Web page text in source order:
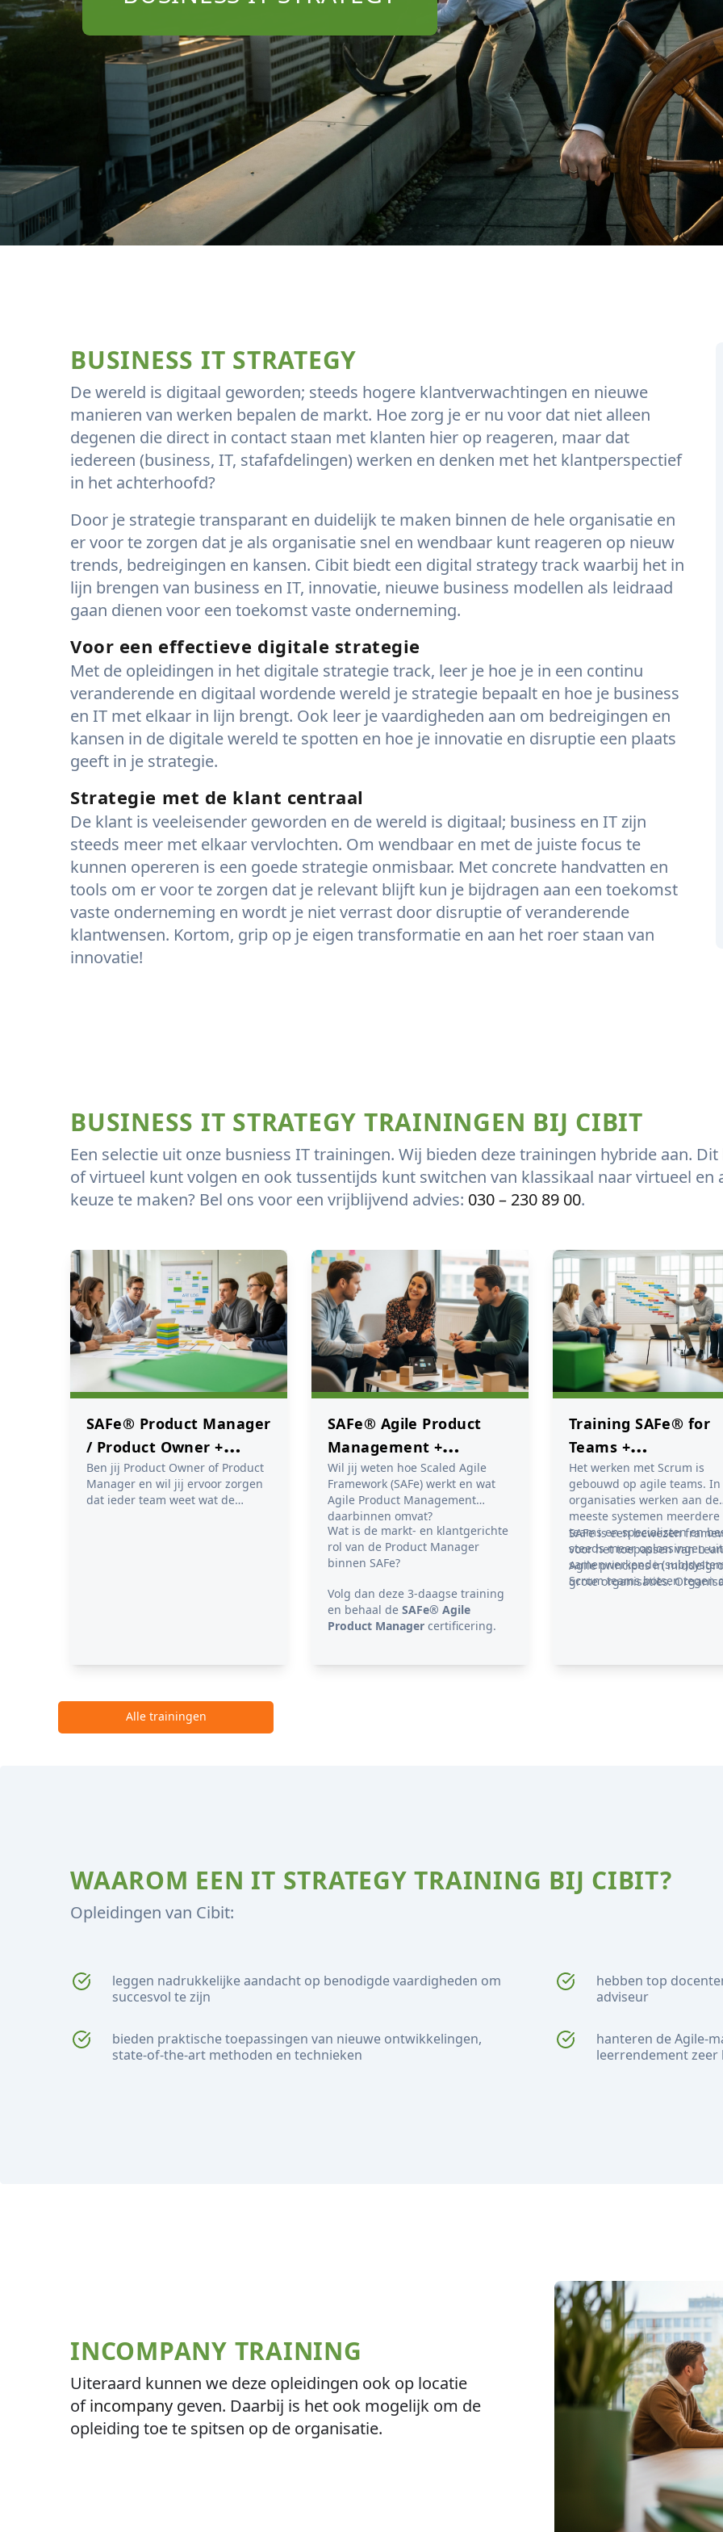
BUSINESS IT STRATEGY
De wereld is digitaal geworden; steeds hogere klantverwachtingen en nieuwe
manieren van werken bepalen de markt. Hoe zorg je er nu voor dat niet alleen
degenen die direct in contact staan met klanten hier op reageren, maar dat
iedereen (business, IT, stafafdelingen) werken en denken met het klantperspectief
in het achterhoofd?
Door je strategie transparant en duidelijk te maken binnen de hele organisatie en
er voor te zorgen dat je als organisatie snel en wendbaar kunt reageren op nieuw
trends, bedreigingen en kansen. Cibit biedt een digital strategy track waarbij het in
lijn brengen van business en IT, innovatie, nieuwe business modellen als leidraad
gaan dienen voor een toekomst vaste onderneming.
Voor een effectieve digitale strategie
Met de opleidingen in het digitale strategie track, leer je hoe je in een continu
veranderende en digitaal wordende wereld je strategie bepaalt en hoe je business
en IT met elkaar in lijn brengt. Ook leer je vaardigheden aan om bedreigingen en
kansen in de digitale wereld te spotten en hoe je innovatie en disruptie een plaats
geeft in je strategie.
Strategie met de klant centraal
De klant is veeleisender geworden en de wereld is digitaal; business en IT zijn
steeds meer met elkaar vervlochten. Om wendbaar en met de juiste focus te
kunnen opereren is een goede strategie onmisbaar. Met concrete handvatten en
tools om er voor te zorgen dat je relevant blijft kun je bijdragen aan een toekomst
vaste onderneming en wordt je niet verrast door disruptie of veranderende
klantwensen. Kortom, grip op je eigen transformatie en aan het roer staan van
innovatie!
BUSINESS IT STRATEGY TRAININGEN BIJ CIBIT
Een selectie uit onze busniess IT trainingen. Wij bieden deze trainingen hybride aan.
of virtueel kunt volgen en ook tussentijds kunt switchen van klassikaal naar virtueel en
keuze te maken? Bel ons voor een vrijblijvend advies: 030 – 230 89 00.
SAFe® Product Manager
/ Product Owner +
Examenvoucher
Ben jij Product Owner of Product
Manager en wil jij ervoor zorgen
dat ieder team weet wat de
programma’s te managen.
SAFe® Agile Product
Management +
Examenvoucher
Wil jij weten hoe Scaled Agile
Framework (SAFe) werkt en wat
Agile Product Management
daarbinnen omvat?
Wat is de markt- en klantgerichte
rol van de Product Manager
binnen SAFe?
Volg dan deze 3-daagse training
en behaal de SAFe® Agile
Product Manager certificering.
Training SAFe® for
Teams +
Examenvoucher
Het werken met Scrum is
gebouwd op agile teams.
organisaties werken aan de
meeste systemen meerdere
teams en specialisten en
steeds meer oplossingen uit
samenwerkende
Scrum teams botsen tegen
SAFe is een bewezen
voor het toepassen van
Agile principes in
grote organisaties.
Alle trainingen
WAAROM EEN IT STRATEGY TRAINING BIJ CIBIT?
Opleidingen van Cibit:
leggen nadrukkelijke aandacht op benodigde vaardigheden om
succesvol te zijn
bieden praktische toepassingen van nieuwe ontwikkelingen,
state-of-the-art methoden en technieken
hebben top
adviseur
hanteren de Agile-
leerrendement zeer
INCOMPANY TRAINING
Uiteraard kunnen we deze opleidingen ook op locatie
ofincompany geven. Daarbij is het ook mogelijk om de
opleiding toe te spitsen op de organisatie.